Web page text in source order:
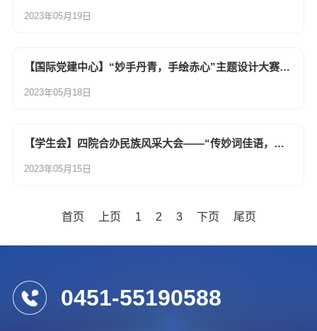
2023年05月19日
【国际党建中心】“妙手丹青，手绘赤心”主题设计大赛总结
2023年05月18日
【学生会】四院合办民族风采大会——“传妙词佳语，展民族芳华”演讲比赛圆满结束
2023年05月15日
首页 上页 1 2 3 下页 尾页
0451-55190588